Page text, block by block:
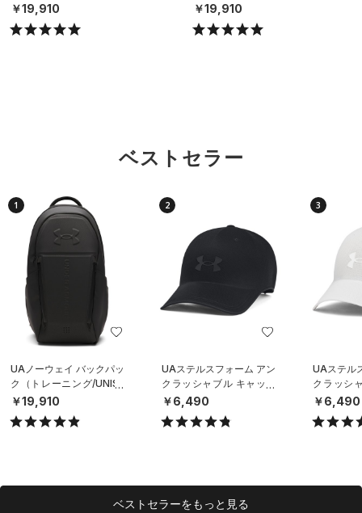
￥19,910 ￥19,910
ベストセラー
1
UAノーウェイ バックパッ
ク（トレーニング/UNISE
X）
￥19,910
2
UAステルスフォーム アン
クラッシャブル キャップ
（ライフスタイル/UNISE
X）
￥6,490
3
UAステル
クラッシ
（ライフ
X）
￥6,490
ベストセラーをもっと見る